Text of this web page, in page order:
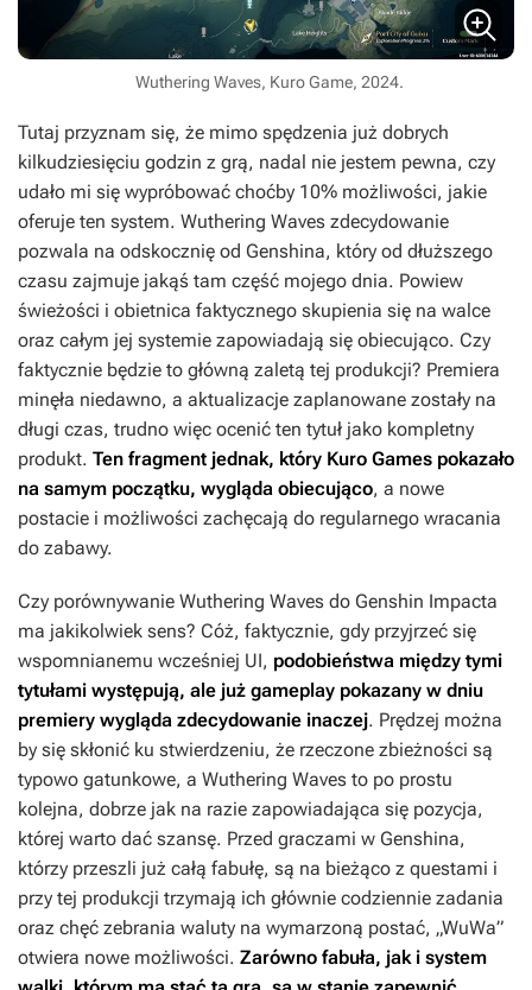
Wuthering Waves, Kuro Game, 2024.
Tutaj przyznam się, że mimo spędzenia już dobrych
kilkudziesięciu godzin z grą, nadal nie jestem pewna, czy
udało mi się wypróbować choćby 10% możliwości, jakie
oferuje ten system. Wuthering Waves zdecydowanie
pozwala na odskocznię od Genshina, który od dłuższego
czasu zajmuje jakąś tam część mojego dnia. Powiew
świeżości i obietnica faktycznego skupienia się na walce
oraz całym jej systemie zapowiadają się obiecująco. Czy
faktycznie będzie to główną zaletą tej produkcji? Premiera
minęła niedawno, a aktualizacje zaplanowane zostały na
długi czas, trudno więc ocenić ten tytuł jako kompletny
produkt. Ten fragment jednak, który Kuro Games pokazało
na samym początku, wygląda obiecująco, a nowe
postacie i możliwości zachęcają do regularnego wracania
do zabawy.
Czy porównywanie Wuthering Waves do Genshin Impacta
ma jakikolwiek sens? Cóż, faktycznie, gdy przyjrzeć się
wspomnianemu wcześniej UI, podobieństwa między tymi
tytułami występują, ale już gameplay pokazany w dniu
premiery wygląda zdecydowanie inaczej. Prędzej można
by się skłonić ku stwierdzeniu, że rzeczone zbieżności są
typowo gatunkowe, a Wuthering Waves to po prostu
kolejna, dobrze jak na razie zapowiadająca się pozycja,
której warto dać szansę. Przed graczami w Genshina,
którzy przeszli już całą fabułę, są na bieżąco z questami i
przy tej produkcji trzymają ich głównie codziennie zadania
oraz chęć zebrania waluty na wymarzoną postać, „WuWa”
otwiera nowe możliwości. Zarówno fabuła, jak i system